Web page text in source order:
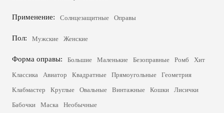
Применение: Солнцезащитные Оправы
Пол: Мужские Женские
Форма оправы: Большие Маленькие Безоправные Ромб
Хит
Классика
Авиатор Квадратные Прямоугольные
Геометрия
Клабмастер
Круглые Овальные Винтажные Кошки
Лисички
Бабочки
Маска Необычные